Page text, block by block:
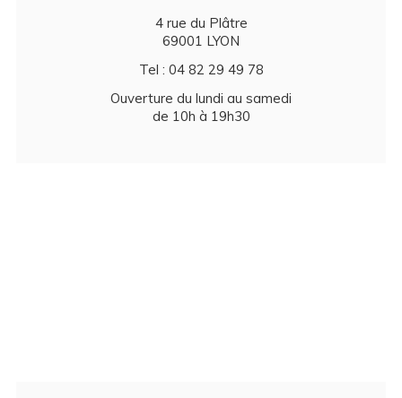
4 rue du Plâtre
69001 LYON
Tel : 04 82 29 49 78
Ouverture du lundi au samedi
de 10h à 19h30